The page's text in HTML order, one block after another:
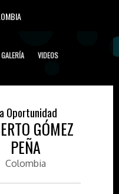
GALERÍA VIDEOS
Oportunidad
GÓMEZ
PEÑA
Colombia